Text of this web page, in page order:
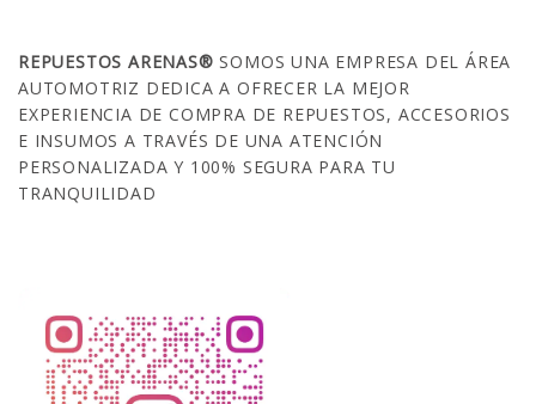
REPUESTOS ARENAS®SOMOS UNA EMPRESA DEL ÁREA
AUTOMOTRIZ DEDICA A OFRECER LA MEJOR
EXPERIENCIA DE COMPRA DE REPUESTOS, ACCESORIOS
E INSUMOS A TRAVÉS DE UNA ATENCIÓN
PERSONALIZADA Y 100% SEGURA PARA TU
TRANQUILIDAD